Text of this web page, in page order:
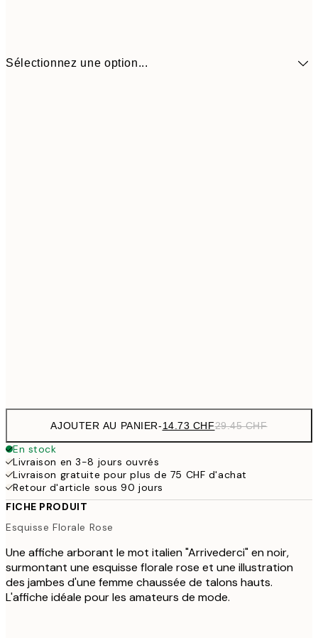
Sélectionnez une option...
AJOUTER AU PANIER-14.73 CHF29.45 CHF
En stock
Livraison en 3-8 jours ouvrés
Livraison gratuite pour plus de 75 CHF d'achat
Retour d'article sous 90 jours
FICHE PRODUIT
Esquisse Florale Rose
Une affiche arborant le mot italien "Arrivederci" en noir,
surmontant une esquisse florale rose et une illustration
des jambes d'une femme chaussée de talons hauts.
L'affiche idéale pour les amateurs de mode.